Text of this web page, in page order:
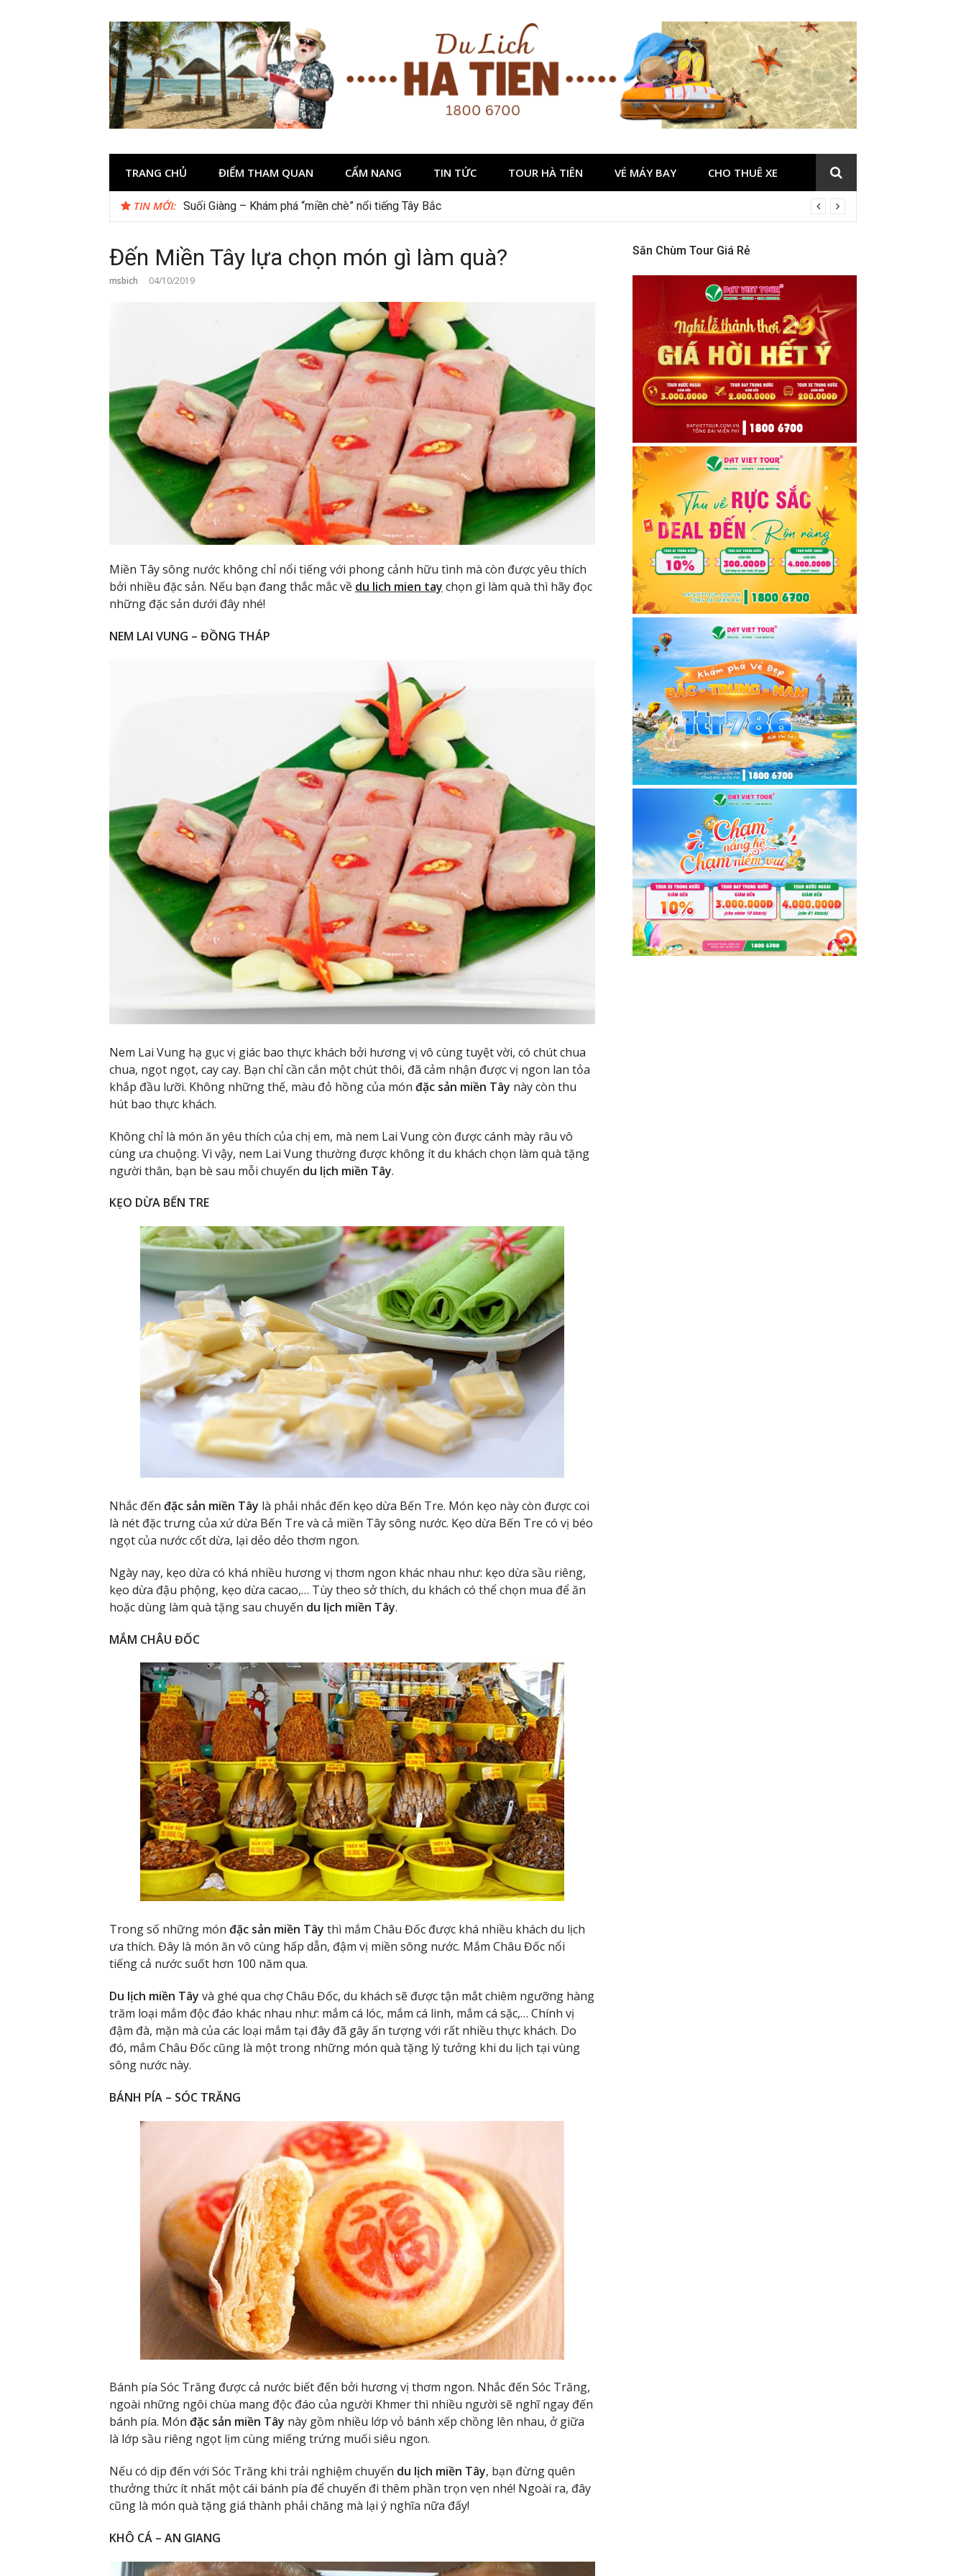
TRANG CHỦ ĐIỂM THAM QUAN CẨM NANG TIN TỨC TOUR HÀ TIÊN VÉ MÁY BAY CHO THUÊ XE
TIN MỚI: Checklist quán cà phê đẹp dịp 2/9 ở Đà Lạt nên ghé
Đến Miền Tây lựa chọn món gì làm quà?
msbich 04/10/2019
Miền Tây sông nước không chỉ nổi tiếng với phong cảnh hữu tình mà còn được yêu thích
bởi nhiều đặc sản. Nếu bạn đang thắc mắc về du lich mien tay chọn gì làm quà thì hãy đọc
những đặc sản dưới đây nhé!
NEM LAI VUNG – ĐỒNG THÁP
Nem Lai Vung hạ gục vị giác bao thực khách bởi hương vị vô cùng tuyệt vời, có chút chua
chua, ngọt ngọt, cay cay. Bạn chỉ cần cắn một chút thôi, đã cảm nhận được vị ngon lan tỏa
khắp đầu lưỡi. Không những thế, màu đỏ hồng của món đặc sản miền Tây này còn thu
hút bao thực khách.
Không chỉ là món ăn yêu thích của chị em, mà nem Lai Vung còn được cánh mày râu vô
cùng ưa chuộng. Vì vậy, nem Lai Vung thường được không ít du khách chọn làm quà tặng
người thân, bạn bè sau mỗi chuyến du lịch miền Tây.
KẸO DỪA BẾN TRE
Nhắc đến đặc sản miền Tây là phải nhắc đến kẹo dừa Bến Tre. Món kẹo này còn được coi
là nét đặc trưng của xứ dừa Bến Tre và cả miền Tây sông nước. Kẹo dừa Bến Tre có vị béo
ngọt của nước cốt dừa, lại dẻo dẻo thơm ngon.
Ngày nay, kẹo dừa có khá nhiều hương vị thơm ngon khác nhau như: kẹo dừa sầu riêng,
kẹo dừa đậu phộng, kẹo dừa cacao,… Tùy theo sở thích, du khách có thể chọn mua để ăn
hoặc dùng làm quà tặng sau chuyến du lịch miền Tây.
MẮM CHÂU ĐỐC
Trong số những món đặc sản miền Tây thì mắm Châu Đốc được khá nhiều khách du lịch
ưa thích. Đây là món ăn vô cùng hấp dẫn, đậm vị miền sông nước. Mắm Châu Đốc nổi
tiếng cả nước suốt hơn 100 năm qua.
Du lịch miền Tây và ghé qua chợ Châu Đốc, du khách sẽ được tận mắt chiêm ngưỡng hàng
trăm loại mắm độc đáo khác nhau như: mắm cá lóc, mắm cá linh, mắm cá sặc,… Chính vị
đậm đà, mặn mà của các loại mắm tại đây đã gây ấn tượng với rất nhiều thực khách. Do
đó, mắm Châu Đốc cũng là một trong những món quà tặng lý tưởng khi du lịch tại vùng
sông nước này.
BÁNH PÍA – SÓC TRĂNG
Bánh pía Sóc Trăng được cả nước biết đến bởi hương vị thơm ngon. Nhắc đến Sóc Trăng,
ngoài những ngôi chùa mang độc đáo của người Khmer thì nhiều người sẽ nghĩ ngay đến
bánh pía. Món đặc sản miền Tây này gồm nhiều lớp vỏ bánh xếp chồng lên nhau, ở giữa
là lớp sầu riêng ngọt lịm cùng miếng trứng muối siêu ngon.
Nếu có dịp đến với Sóc Trăng khi trải nghiệm chuyến du lịch miền Tây, bạn đừng quên
thưởng thức ít nhất một cái bánh pía để chuyến đi thêm phần trọn vẹn nhé! Ngoài ra, đây
cũng là món quà tặng giá thành phải chăng mà lại ý nghĩa nữa đấy!
KHÔ CÁ – AN GIANG
Săn Chùm Tour Giá Rẻ